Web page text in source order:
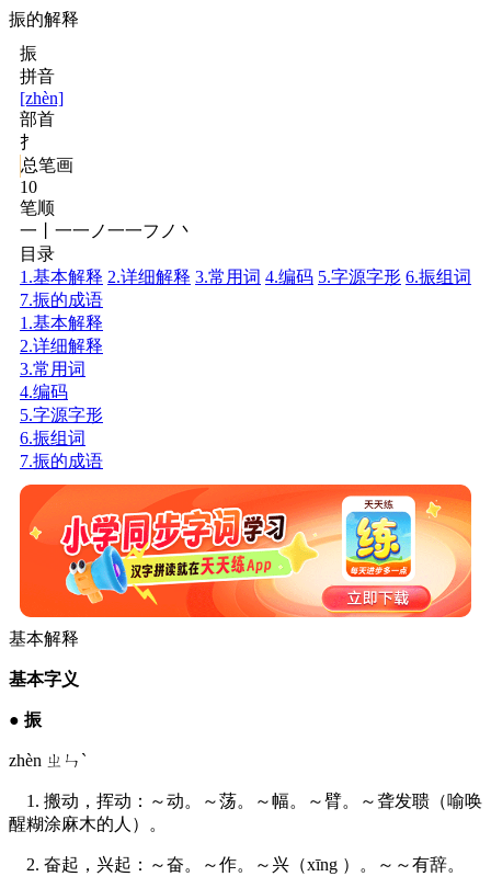
振的解释
振
拼音
[zhèn]
部首
扌
总笔画
10
笔顺
一丨一一ノ一一フノ丶
目录
1.基本解释 2.详细解释 3.常用词 4.编码 5.字源字形 6.振组词
7.振的成语
1.基本解释
2.详细解释
3.常用词
4.编码
5.字源字形
6.振组词
7.振的成语
基本解释
基本字义
● 振
zhèn ㄓㄣˋ
1. 搬动，挥动：～动。～荡。～幅。～臂。～聋发聩（喻唤
醒糊涂麻木的人）。
2. 奋起，兴起：～奋。～作。～兴（xīng ）。～～有辞。